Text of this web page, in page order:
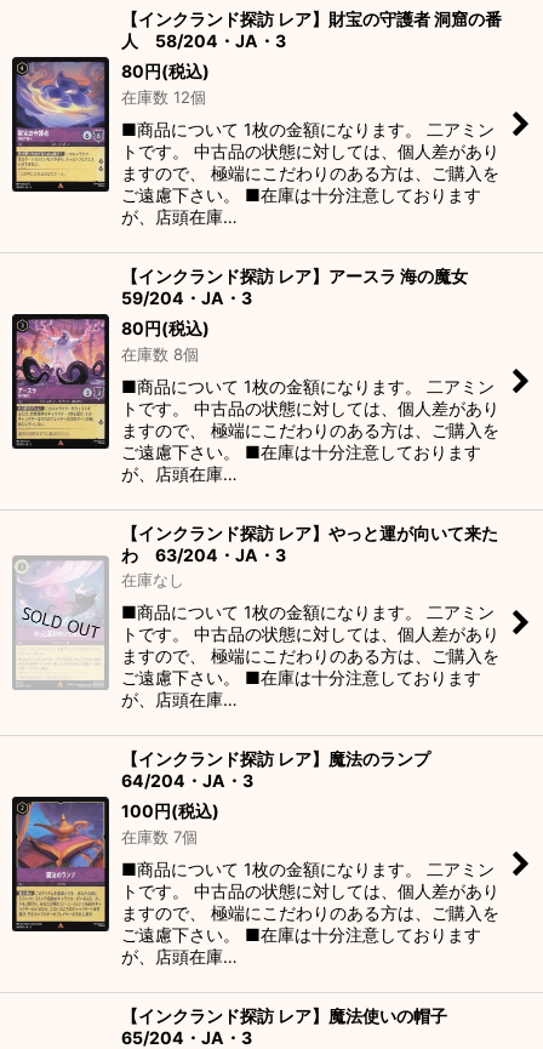
【インクランド探訪 レア】財宝の守護者 洞窟の番
人 58/204・JA・3
80円(税込)
在庫数 12個
■商品について 1枚の金額になります。 二アミン
トです。 中古品の状態に対しては、個人差があり
ますので、 極端にこだわりのある方は、ご購入を
ご遠慮下さい。 ■在庫は十分注意しております
が、店頭在庫…
【インクランド探訪 レア】アースラ 海の魔女
59/204・JA・3
80円(税込)
在庫数 8個
■商品について 1枚の金額になります。 二アミン
トです。 中古品の状態に対しては、個人差があり
ますので、 極端にこだわりのある方は、ご購入を
ご遠慮下さい。 ■在庫は十分注意しております
が、店頭在庫…
【インクランド探訪 レア】やっと運が向いて来た
わ 63/204・JA・3
在庫なし
■商品について 1枚の金額になります。 二アミン
トです。 中古品の状態に対しては、個人差があり
ますので、 極端にこだわりのある方は、ご購入を
ご遠慮下さい。 ■在庫は十分注意しております
が、店頭在庫…
【インクランド探訪 レア】魔法のランプ
64/204・JA・3
100円(税込)
在庫数 7個
■商品について 1枚の金額になります。 二アミン
トです。 中古品の状態に対しては、個人差があり
ますので、 極端にこだわりのある方は、ご購入を
ご遠慮下さい。 ■在庫は十分注意しております
が、店頭在庫…
【インクランド探訪 レア】魔法使いの帽子
65/204・JA・3